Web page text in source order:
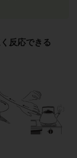
反応できる